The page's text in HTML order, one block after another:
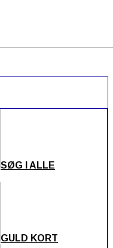
SØG I ALLE
GULD KORT